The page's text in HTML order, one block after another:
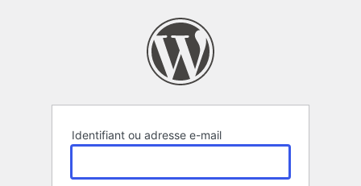
Identifiant ou adresse e-mail